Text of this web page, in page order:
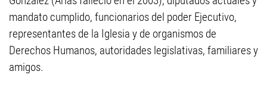
mandato cumplido, funcionarios del poder Ejecutivo,
representantes de la Iglesia y de organismos de
Derechos Humanos, autoridades legislativas, familiares y
amigos.